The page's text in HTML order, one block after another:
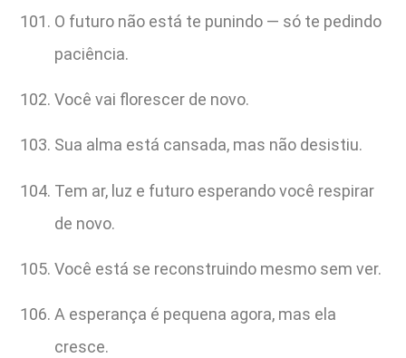
O futuro não está te punindo — só te pedindo
paciência.
Você vai florescer de novo.
Sua alma está cansada, mas não desistiu.
Tem ar, luz e futuro esperando você respirar
de novo.
Você está se reconstruindo mesmo sem ver.
A esperança é pequena agora, mas ela
cresce.